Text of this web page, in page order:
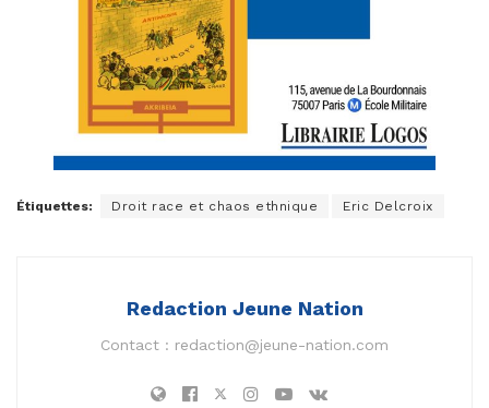
Étiquettes: Droit race et chaos ethnique Eric Delcroix
Redaction Jeune Nation
Contact : redaction@jeune-nation.com